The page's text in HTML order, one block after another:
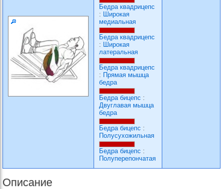
Бедра квадрицепс
: Широкая
медиальная
Бедра квадрицепс
: Широкая
латеральная
Бедра квадрицепс
: Прямая мышца
бедра
Бедра бицепс :
Двуглавая мышца
бедра
Бедра бицепс :
Полусухожильная
Бедра бицепс :
Полуперепончатая
Описание